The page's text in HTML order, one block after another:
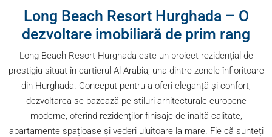
Long Beach Resort Hurghada – O
dezvoltare imobiliară de prim rang
Long Beach Resort Hurghada este un proiect rezidențial de
prestigiu situat în cartierul Al Arabia, una dintre zonele înfloritoare
din Hurghada. Conceput pentru a oferi eleganță și confort,
dezvoltarea se bazează pe stiluri arhitecturale europene
moderne, oferind rezidenților finisaje de înaltă calitate,
apartamente spațioase și vederi uluitoare la mare. Fie că sunteți